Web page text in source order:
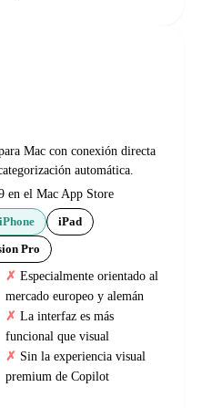
Mac con conexión directa
automática.
en el Mac App Store
iPhone iPad
Pro
Especialmente orientado al
mercado europeo y alemán
La interfaz es más
funcional que visual
Sin la experiencia visual
premium de Copilot